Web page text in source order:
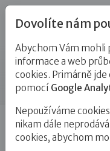
Blog
Příspěvek
Úvod Blog
8. díl: ,,Budeš moje
Dovolíte nám
Abychom Vám mohli
informace a web
cookies. Primárně
pomocí Google
Nepoužíváme
nikam dále
cookies, abychom